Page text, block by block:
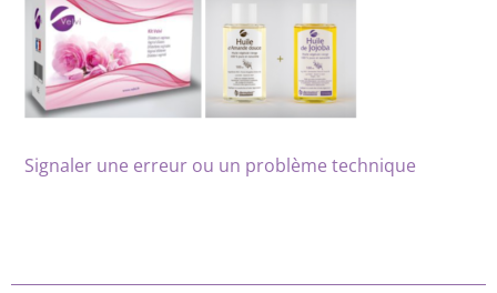
Signaler une erreur ou un problème technique